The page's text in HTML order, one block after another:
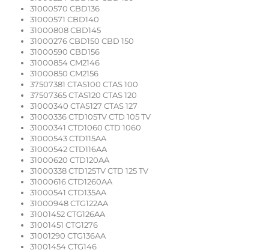
31000570 CBD136
31000571 CBD140
31000808 CBD145
31000276 CBD150 CBD 150
31000590 CBD156
31000854 CM2146
31000850 CM2156
37507381 CTAS100 CTAS 100
37507365 CTAS120 CTAS 120
31000340 CTAS127 CTAS 127
31000336 CTD105TV CTD 105 TV
31000341 CTD1060 CTD 1060
31000543 CTD115AA
31000542 CTD116AA
31000620 CTD120AA
31000338 CTD125TV CTD 125 TV
31000616 CTD1260AA
31000541 CTD135AA
31000948 CTG122AA
31001452 CTG126AA
31001451 CTG1276
31001290 CTG136AA
31001454 CTG146